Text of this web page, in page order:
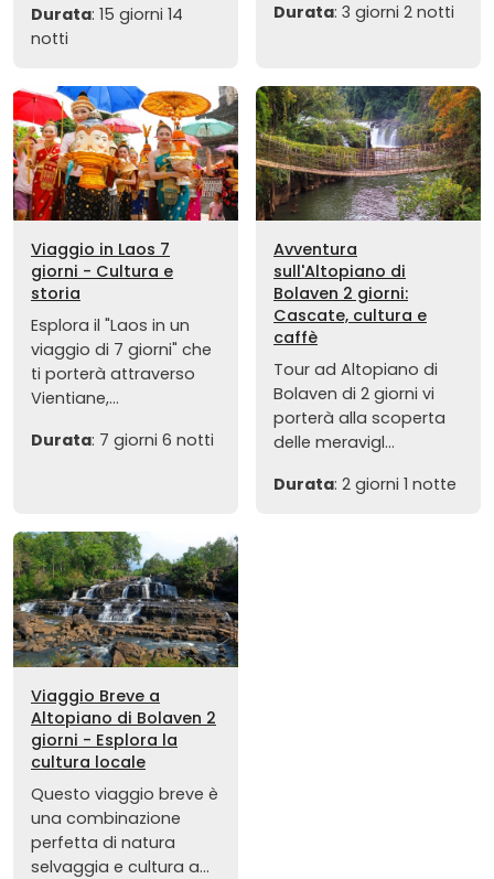
Durata: 15 giorni 14
notti
Durata: 3 giorni 2 notti
Viaggio in Laos 7
giorni - Cultura e
storia
Esplora il "Laos in un
viaggio di 7 giorni" che
ti porterà attraverso
Vientiane,...
Durata: 7 giorni 6 notti
Avventura
sull'Altopiano di
Bolaven 2 giorni:
Cascate, cultura e
caffè
Tour ad Altopiano di
Bolaven di 2 giorni vi
porterà alla scoperta
delle meravigl...
Durata: 2 giorni 1 notte
Viaggio Breve a
Altopiano di Bolaven 2
giorni - Esplora la
cultura locale
Questo viaggio breve è
una combinazione
perfetta di natura
selvaggia e cultura a...